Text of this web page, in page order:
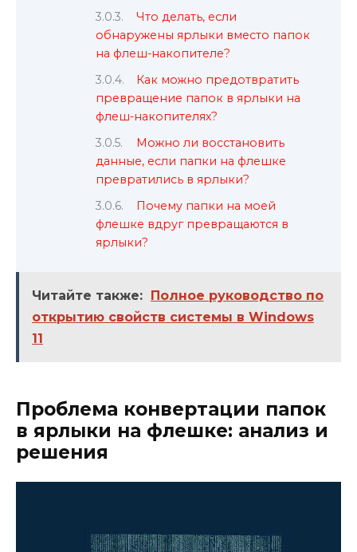
Что делать, если
обнаружены ярлыки вместо папок
на флеш-накопителе?
Как можно предотвратить
превращение папок в ярлыки на
флеш-накопителях?
Можно ли восстановить
данные, если папки на флешке
превратились в ярлыки?
Почему папки на моей
флешке вдруг превращаются в
ярлыки?
Читайте также: Полное руководство по
открытию свойств системы в Windows
11
Проблема конвертации папок
в ярлыки на флешке: анализ и
решения